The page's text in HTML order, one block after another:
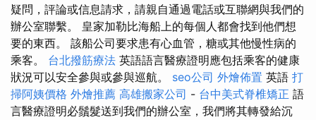
疑問，評論或信息請求，請親自通過電話或互聯網與我們的
辦公室聯繫。 皇家加勒比海船上的每個人都會找到他們想
要的東西。 該船公司要求患有心血管，糖或其他慢性病的
乘客。 台北撥筋療法 英語語言醫療證明應包括乘客的健康
狀況可以安全參與或參與巡航。 seo公司 外燴佈置 英語 打
掃阿姨價格 外燴推薦 高雄搬家公司 - 台中美式脊椎矯正 語
言醫療證明必鬚髮送到我們的辦公室，我們將其轉發給沉